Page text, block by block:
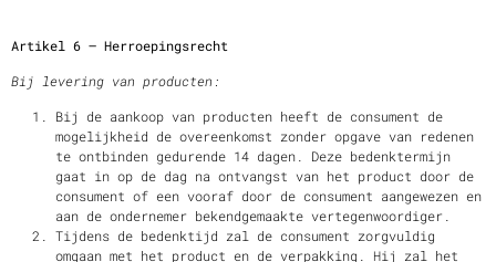
Artikel 6 – Herroepingsrecht
Bij levering van producten:
Bij de aankoop van producten heeft de consument de
mogelijkheid de overeenkomst zonder opgave van redenen
te ontbinden gedurende 14 dagen. Deze bedenktermijn
gaat in op de dag na ontvangst van het product door de
consument of een vooraf door de consument aangewezen en
aan de ondernemer bekendgemaakte vertegenwoordiger.
Tijdens de bedenktijd zal de consument zorgvuldig
omgaan met het product en de verpakking. Hij zal het